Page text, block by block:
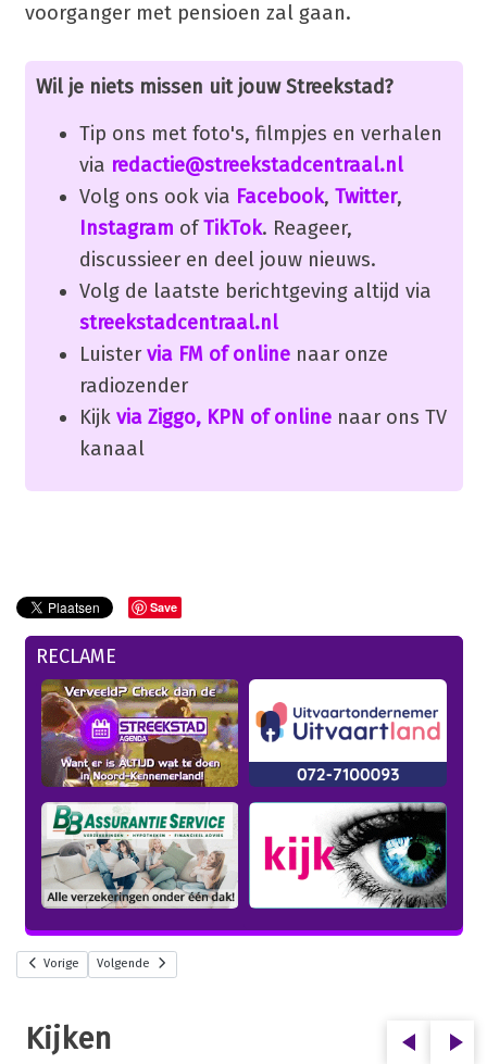
voorganger met pensioen zal gaan.
Wil je niets missen uit jouw Streekstad?
Tip ons met foto's, filmpjes en verhalen
via redactie@streekstadcentraal.nl
Volg ons ook via Facebook, Twitter,
Instagram ofTikTok. Reageer,
discussieer en deel jouw nieuws.
Volg de laatste berichtgeving altijd via
streekstadcentraal.nl
Luister via FM of onlinenaar onze
radiozender
Kijk via Ziggo, KPN of onlinenaar ons TV
kanaal
Save
RECLAME
Vorige Volgende
Kijken